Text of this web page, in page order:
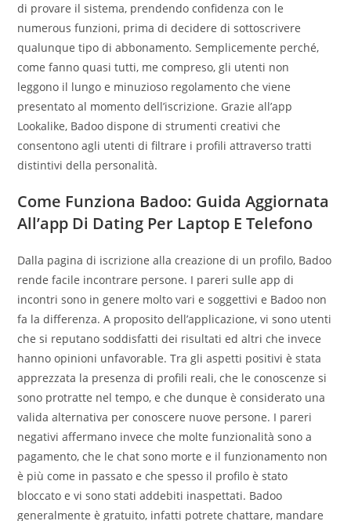
di provare il sistema, prendendo confidenza con le
numerous funzioni, prima di decidere di sottoscrivere
qualunque tipo di abbonamento. Semplicemente perché,
come fanno quasi tutti, me compreso, gli utenti non
leggono il lungo e minuzioso regolamento che viene
presentato al momento dell’iscrizione. Grazie all’app
Lookalike, Badoo dispone di strumenti creativi che
consentono agli utenti di filtrare i profili attraverso tratti
distintivi della personalità.
Come Funziona Badoo: Guida Aggiornata
All’app Di Dating Per Laptop E Telefono
Dalla pagina di iscrizione alla creazione di un profilo, Badoo
rende facile incontrare persone. I pareri sulle app di
incontri sono in genere molto vari e soggettivi e Badoo non
fa la differenza. A proposito dell’applicazione, vi sono utenti
che si reputano soddisfatti dei risultati ed altri che invece
hanno opinioni unfavorable. Tra gli aspetti positivi è stata
apprezzata la presenza di profili reali, che le conoscenze si
sono protratte nel tempo, e che dunque è considerato una
valida alternativa per conoscere nuove persone. I pareri
negativi affermano invece che molte funzionalità sono a
pagamento, che le chat sono morte e il funzionamento non
è più come in passato e che spesso il profilo è stato
bloccato e vi sono stati addebiti inaspettati. Badoo
generalmente è gratuito, infatti potrete chattare, mandare